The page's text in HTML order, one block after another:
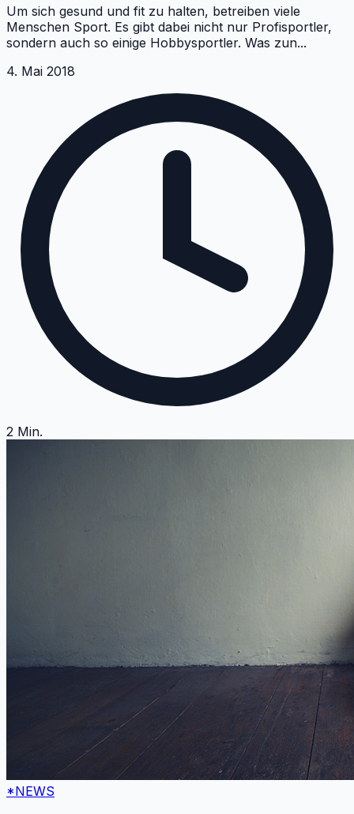
Um sich gesund und fit zu halten, betreiben viele
Menschen Sport. Es gibt dabei nicht nur Profisportler,
sondern auch so einige Hobbysportler. Was zun...
4. Mai 2018
2 Min.
*NEWS